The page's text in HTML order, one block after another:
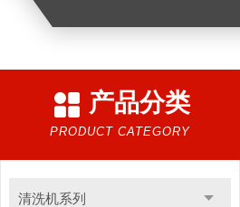
产品分类
PRODUCT CATEGORY
清洗机系列